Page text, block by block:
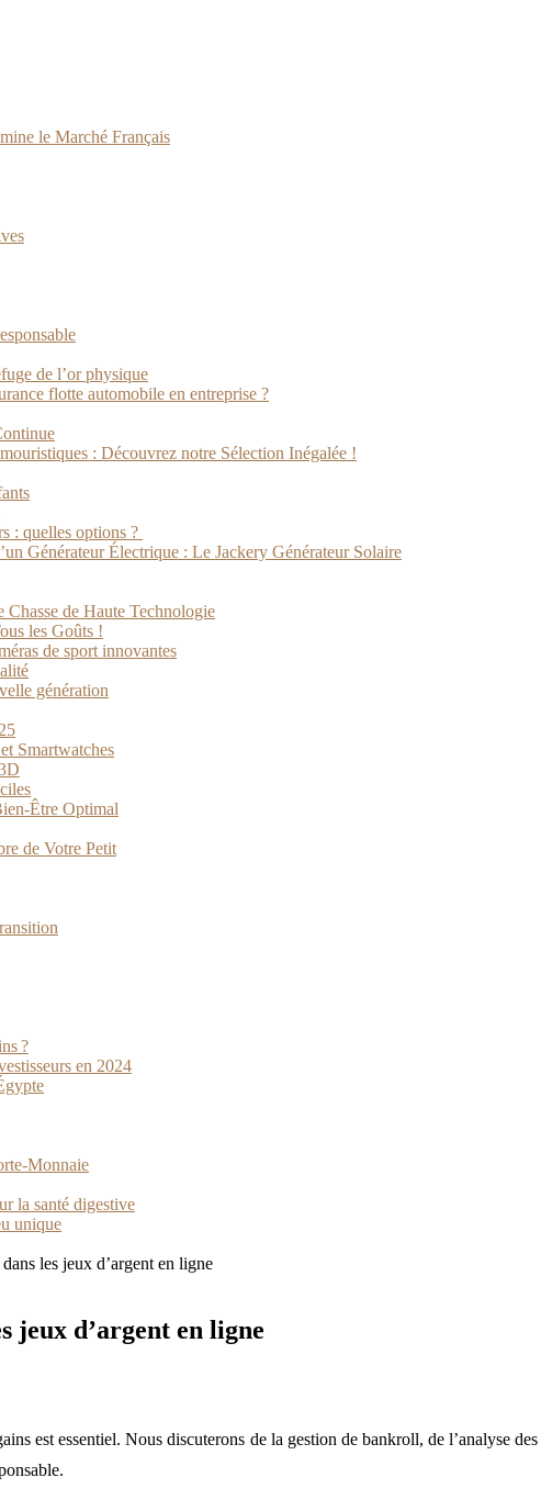
le Marché Français
de l’or physique
flotte automobile en entreprise ?
: Découvrez notre Sélection Inégalée !
: quelles options ?
Générateur Électrique : Le Jackery Générateur Solaire
Chasse de Haute Technologie
les Goûts !
de sport innovantes
génération
Smartwatches
Être Optimal
de Votre Petit
?
en 2024
Monnaie
la santé digestive
unique
les jeux d’argent en ligne
jeux d’argent en ligne
est essentiel. Nous discuterons de la gestion de bankroll, de l’analyse